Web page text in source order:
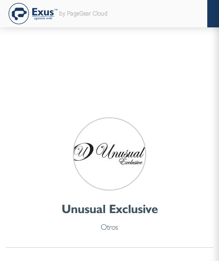
by PageGear Cloud
Unusual Exclusive
Otros